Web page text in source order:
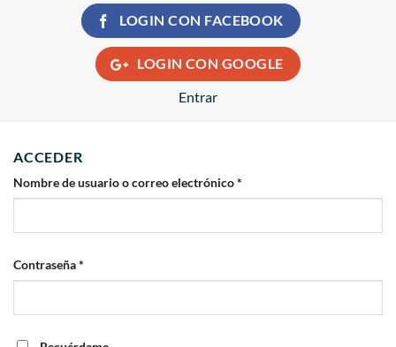
LOGIN CON FACEBOOK
LOGIN CON GOOGLE
Entrar
ACCEDER
Nombre de usuario o correo electrónico*
Contraseña*